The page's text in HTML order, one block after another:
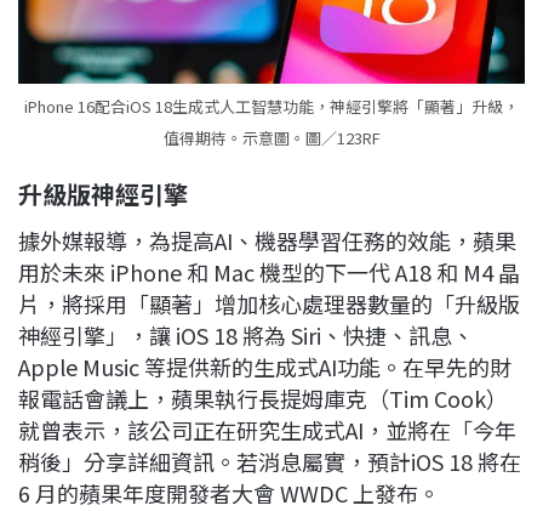
iPhone 16配合iOS 18生成式人工智慧功能，神經引擎將「顯著」升級，
值得期待。示意圖。圖／123RF
升級版神經引擎
據外媒報導，為提高AI、機器學習任務的效能，蘋果
用於未來 iPhone 和 Mac 機型的下一代 A18 和 M4 晶
片，將採用「顯著」增加核心處理器數量的「升級版
神經引擎」，讓 iOS 18 將為 Siri、快捷、訊息、
Apple Music 等提供新的生成式AI功能。在早先的財
報電話會議上，蘋果執行長提姆庫克（Tim Cook）
就曾表示，該公司正在研究生成式AI，並將在「今年
稍後」分享詳細資訊。若消息屬實，預計iOS 18 將在
6 月的蘋果年度開發者大會 WWDC 上發布。